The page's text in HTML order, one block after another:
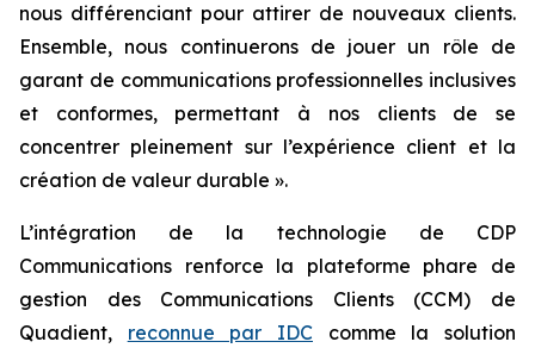
nous différenciant pour attirer de nouveaux clients.
Ensemble, nous continuerons de jouer un rôle de
garant de communications professionnelles inclusives
et conformes, permettant à nos clients de se
concentrer pleinement sur l’expérience client et la
création de valeur durable ».
L’intégration de la technologie de CDP
Communications renforce la plateforme phare de
gestion des Communications Clients (CCM) de
Quadient, reconnue par IDC comme la solution